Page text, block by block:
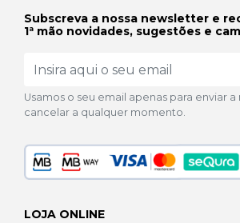
Subscreva a nossa newsletter e
1ª mão novidades, sugestões e
Usamos o seu email apenas para enviar
cancelar a qualquer momento.
LOJA ONLINE